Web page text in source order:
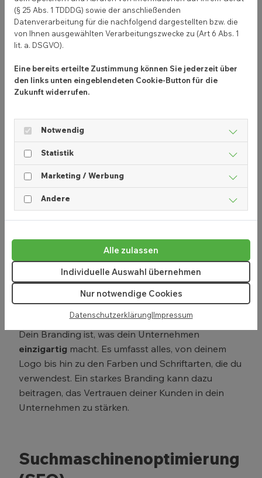
Das Design deiner Website und dein Branding sind
eng miteinander verknüpft. Deine Website sollte
ein Spiegelbild deiner Marke sein, mit konsistenten
Farben, Schriftarten und Bildern.
Aber was bedeutet das genau? Lass uns das
genauer betrachten.
Responsive Design
Responsive Design ist ein Ansatz im Webdesign,
der dafür sorgt, dass Websites
auf verschiedenen
Gerätengut aussehen und funktionieren. Da immer
mehr Menschen ihre Smartphones verwenden, um
online zu surfen, ist es wichtig, dass deine Website
der Regel responsive Design-Vorlagen an, sodass
du dir darüber keine Sorgen machen musst.
Branding
Dein Branding ist, was dein Unternehmen
einzigartig macht. Es umfasst alles, von deinem
Logo bis hin zu den Farben und Schriftarten, die du
verwendest. Ein starkes Branding kann dazu
beitragen, das Vertrauen deiner Kunden in dein
Unternehmen zu stärken.
Suchmaschinenoptimierung
(§ 25 Abs. 1 TDDDG) sowie der anschließenden
Datenverarbeitung für die nachfolgend dargestellten bzw. die
von Ihnen ausgewählten Verarbeitungszwecke zu (Art 6 Abs. 1
lit. a. DSGVO).
Eine bereits erteilte Zustimmung können Sie jederzeit über
den links unten eingeblendeten Cookie-Button für die
Zukunft widerrufen.
Notwendig
Statistik
Marketing / Werbung
Andere
Datenschutzerklärung|Impressum
Nur notwendige Cookies
Individuelle Auswahl übernehmen
Alle zulassen